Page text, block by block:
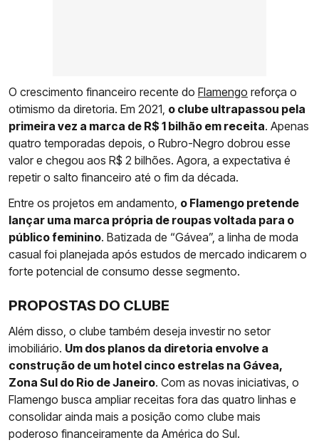
O crescimento financeiro recente do Flamengo reforça o
otimismo da diretoria. Em 2021, o clube ultrapassou pela
primeira vez a marca de R$ 1 bilhão em receita. Apenas
quatro temporadas depois, o Rubro-Negro dobrou esse
valor e chegou aos R$ 2 bilhões. Agora, a expectativa é
repetir o salto financeiro até o fim da década.
Entre os projetos em andamento, o Flamengo pretende
lançar uma marca própria de roupas voltada para o
público feminino. Batizada de “Gávea”, a linha de moda
casual foi planejada após estudos de mercado indicarem o
forte potencial de consumo desse segmento.
PROPOSTAS DO CLUBE
Além disso, o clube também deseja investir no setor
imobiliário. Um dos planos da diretoria envolve a
construção de um hotel cinco estrelas na Gávea,
Zona Sul do Rio de Janeiro. Com as novas iniciativas, o
Flamengo busca ampliar receitas fora das quatro linhas e
consolidar ainda mais a posição como clube mais
poderoso financeiramente da América do Sul.